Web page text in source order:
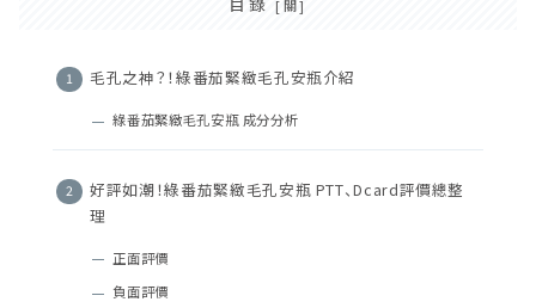
毛孔之神？！綠番茄緊緻毛孔安瓶介紹
綠番茄緊緻毛孔安瓶 成分分析
好評如潮！綠番茄緊緻毛孔安瓶 PTT、Dcard評價總整
理
正面評價
負面評價